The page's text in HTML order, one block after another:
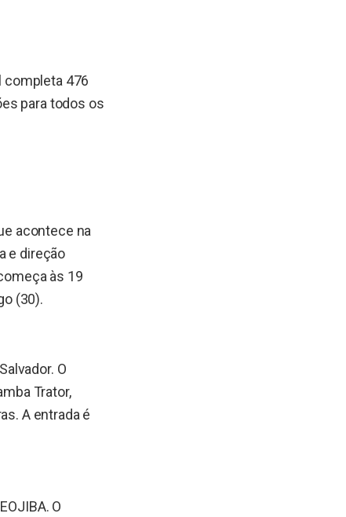
completa 476
para todos os
acontece na
e direção
às 19
(30).
O
Trator,
A entrada é
O